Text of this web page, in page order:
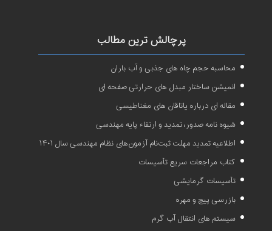
پرچالش ترین مطالب
محاسبه حجم چاه های جذبی و آب باران
انمیشن ساختار مبدل های حرارتی صفحه ای
مقاله ای درباره یاتاقان های مغناطیسی
شیوه نامه صدور، تمدید و ارتقاء پایه مهندسی
اطلاعیه تمدید مهلت ثبت‌نام آزمون‌های نظام مهندسی سال ۱۴۰۱
کتاب مراجعات سریع تأسیسات
تأسیسات گرمایشی
بازرسی پیچ و مهره
سیستم های انتقال آب گرم